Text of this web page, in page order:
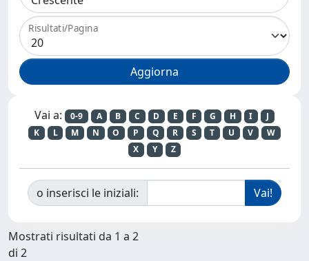
Risultati/Pagina
Vai a: 0-9 A B C D E F G H I
J
K
L M N O P Q R S T U V
W
X
Y Z
o inserisci le iniziali:
Mostrati risultati da 1 a 2
di 2